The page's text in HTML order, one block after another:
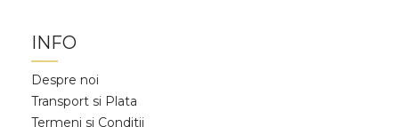
INFO
Despre noi
Transport si Plata
Termeni si Conditii